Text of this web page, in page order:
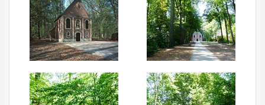
Over ons
Aanmelden